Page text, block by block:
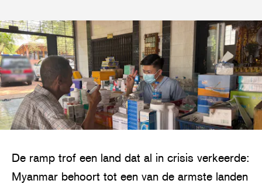
De ramp trof een land dat al in crisis verkeerde:
Myanmar behoort tot een van de armste landen